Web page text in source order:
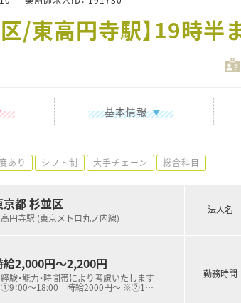
区/東高円寺駅】19時
基本情報
あり シフト制 大手チェーン 総合科目
京都 杉並区
円寺駅 (東京メトロ丸ノ内線)
給2,000円～2,200円
験・能力・時間帯により考慮いたします
：00～18:00 時給2000円～ ※②1…
法人名
勤務時間